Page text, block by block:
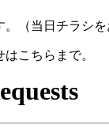
（当日チラシ
こちらまで。